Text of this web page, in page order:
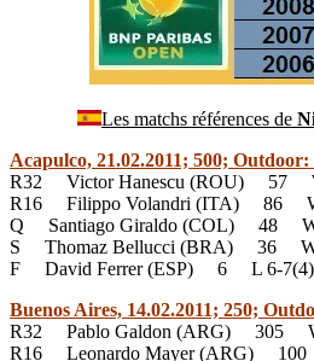
Les matchs références de
Acapulco, 21.02.2011; 500;
R32 Victor Hanescu (ROU) 57
R16 Filippo Volandri (ITA) 86
Q Santiago Giraldo (COL) 48 W
S Thomaz Bellucci (BRA) 36 W
F David Ferrer (ESP) 6 L 6-7(4),
Buenos Aires, 14.02.2011; 250;
R32 Pablo Galdon (ARG) 305
R16 Leonardo Mayer (ARG) 100